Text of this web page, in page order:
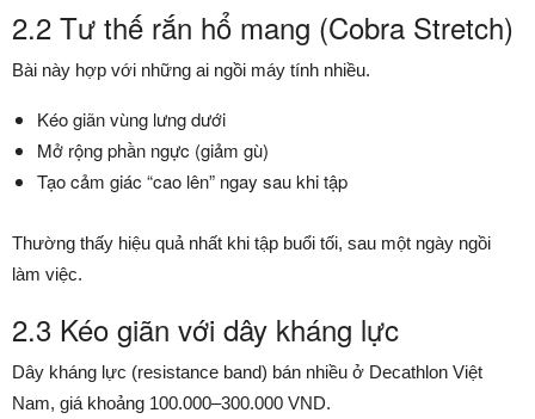
2.2 Tư thế rắn hổ mang (Cobra Stretch)
Bài này hợp với những ai ngồi máy tính nhiều.
Kéo giãn vùng lưng dưới
Mở rộng phần ngực (giảm gù)
Tạo cảm giác “cao lên” ngay sau khi tập
Thường thấy hiệu quả nhất khi tập buổi tối, sau một ngày ngồi
làm việc.
2.3 Kéo giãn với dây kháng lực
Dây kháng lực (resistance band) bán nhiều ở Decathlon Việt
Nam, giá khoảng 100.000–300.000 VND.